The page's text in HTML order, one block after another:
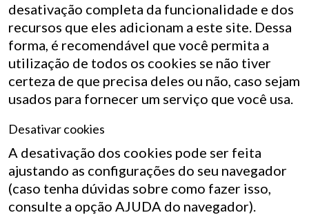
desativação completa da funcionalidade e dos
recursos que eles adicionam a este site. Dessa
forma, é recomendável que você permita a
utilização de todos os cookies se não tiver
certeza de que precisa deles ou não, caso sejam
usados para fornecer um serviço que você usa.
Desativar cookies
A desativação dos cookies pode ser feita
ajustando as configurações do seu navegador
(caso tenha dúvidas sobre como fazer isso,
consulte a opção AJUDA do navegador).